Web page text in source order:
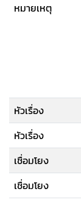
หมายเหตุ
หัวเรื่อง
หัวเรื่อง
เชื่อมโยง
เชื่อมโยง